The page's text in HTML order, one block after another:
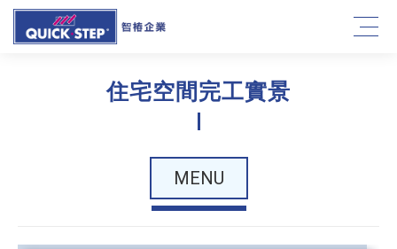
住宅空間完工實景
MENU